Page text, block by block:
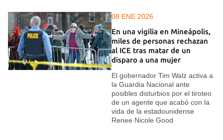
08 ENE 2026
En una vigilia en Mineápolis,
miles de personas rechazan
al ICE tras matar de un
disparo a una mujer
El gobernador Tim Walz activa a
la Guardia Nacional ante
posibles disturbios por el tiroteo
de un agente que acabó con la
vida de la estadounidense
Renee Nicole Good